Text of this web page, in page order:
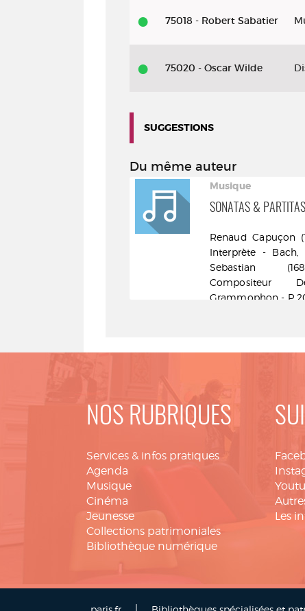
75018 - Robert Sabatier
75020 - Oscar Wilde
SUGGESTIONS
Du même auteur
Musique
SONATAS & PARTITAS
Renaud Capuçon
Interprète - Bach,
Sebastian
Compositeur
Grammophon - P
NOS RUBRIQUES
Services & infos pratiques
Agenda
Musique
Cinéma
Jeunesse
Collections patrimoniales
Bibliothèque numérique
Les